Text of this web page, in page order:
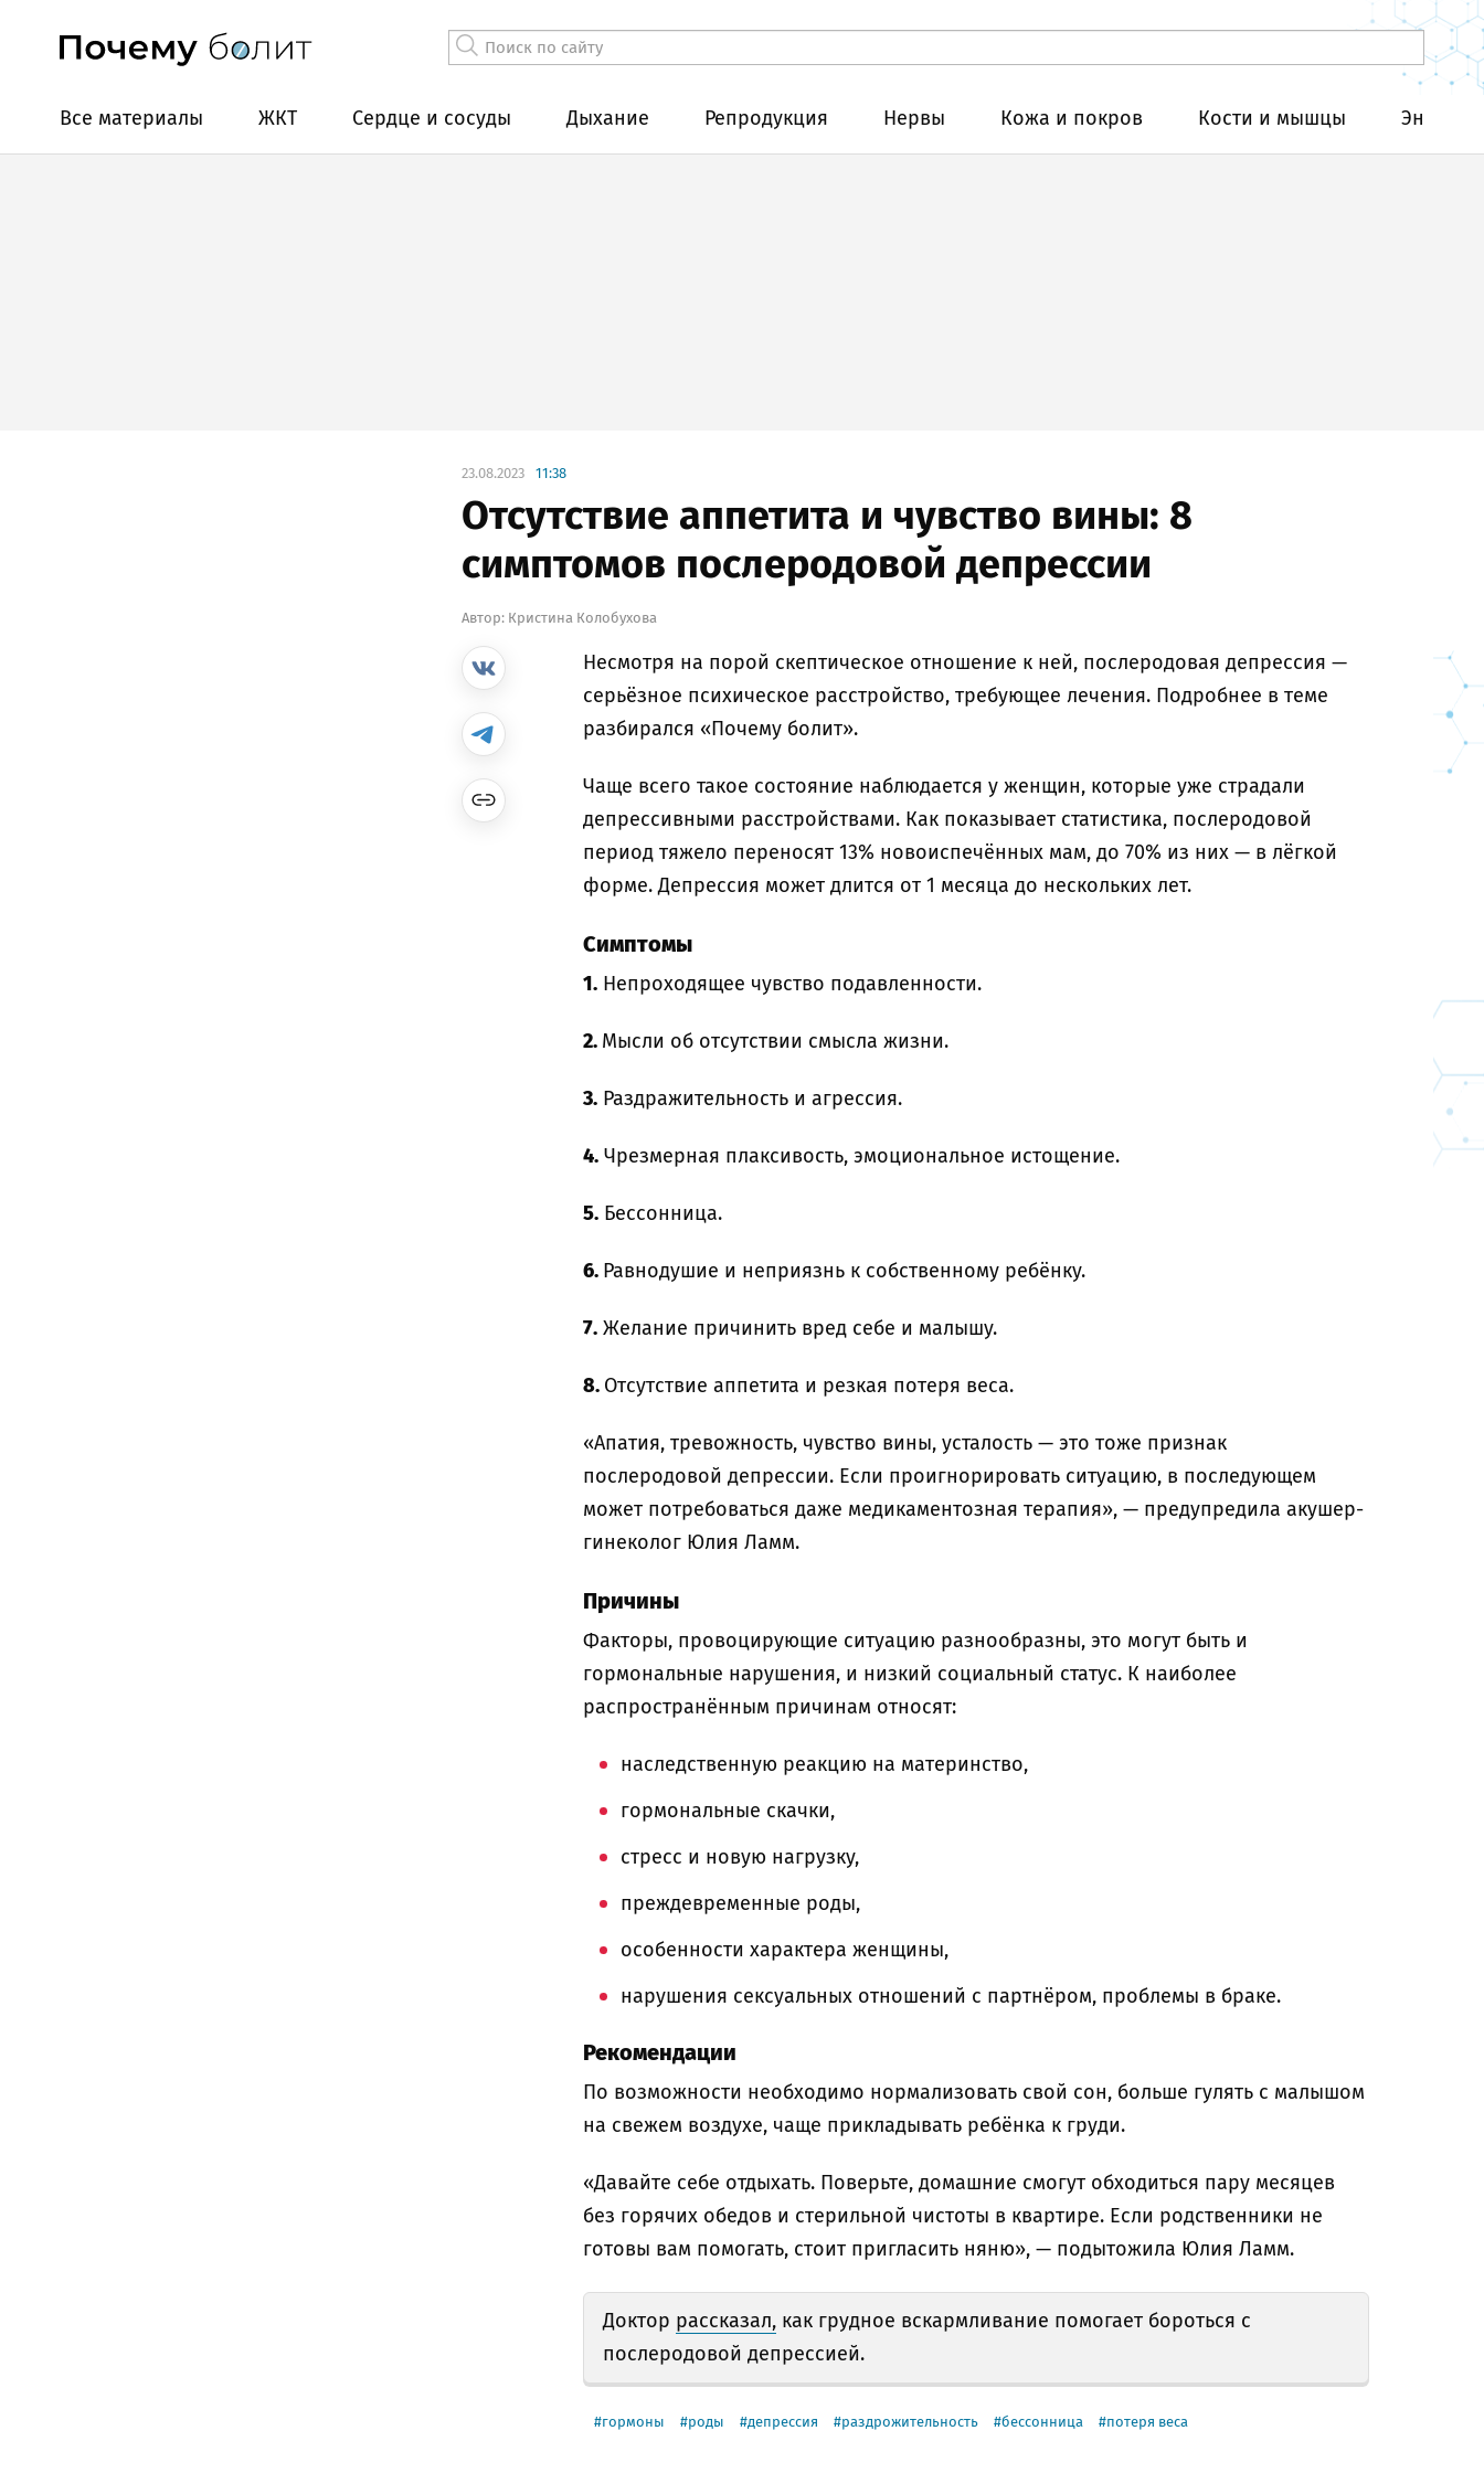
Все материалы ЖКТ Сердце и сосуды Дыхание Репродукция Нервы Кожа и покров Кости и мышцы
23.08.2023 11:38
Отсутствие аппетита и чувство вины: 8
симптомов послеродовой депрессии
Автор: Кристина Колобухова
Несмотря на порой скептическое отношение к ней, послеродовая депрессия —
серьёзное психическое расстройство, требующее лечения. Подробнее в теме
разбирался «Почему болит».
Чаще всего такое состояние наблюдается у женщин, которые уже страдали
депрессивными расстройствами. Как показывает статистика, послеродовой
период тяжело переносят 13% новоиспечённых мам, до 70% из них — в лёгкой
форме. Депрессия может длится от 1 месяца до нескольких лет.
Симптомы
1. Непроходящее чувство подавленности.
2. Мысли об отсутствии смысла жизни.
3. Раздражительность и агрессия.
4. Чрезмерная плаксивость, эмоциональное истощение.
5. Бессонница.
6. Равнодушие и неприязнь к собственному ребёнку.
7. Желание причинить вред себе и малышу.
8. Отсутствие аппетита и резкая потеря веса.
«Апатия, тревожность, чувство вины, усталость — это тоже признак
послеродовой депрессии. Если проигнорировать ситуацию, в последующем
может потребоваться даже медикаментозная терапия», — предупредила акушер-
гинеколог Юлия Ламм.
Причины
Факторы, провоцирующие ситуацию разнообразны, это могут быть и
гормональные нарушения, и низкий социальный статус. К наиболее
распространённым причинам относят:
наследственную реакцию на материнство,
гормональные скачки,
стресс и новую нагрузку,
преждевременные роды,
особенности характера женщины,
нарушения сексуальных отношений с партнёром, проблемы в браке.
Рекомендации
По возможности необходимо нормализовать свой сон, больше гулять с малышом
на свежем воздухе, чаще прикладывать ребёнка к груди.
«Давайте себе отдыхать. Поверьте, домашние смогут обходиться пару месяцев
без горячих обедов и стерильной чистоты в квартире. Если родственники не
готовы вам помогать, стоит пригласить няню», — подытожила Юлия Ламм.
Доктор рассказал, как грудное вскармливание помогает бороться с
послеродовой депрессией.
гормоны роды депрессия раздрожительность бессонница потеря веса